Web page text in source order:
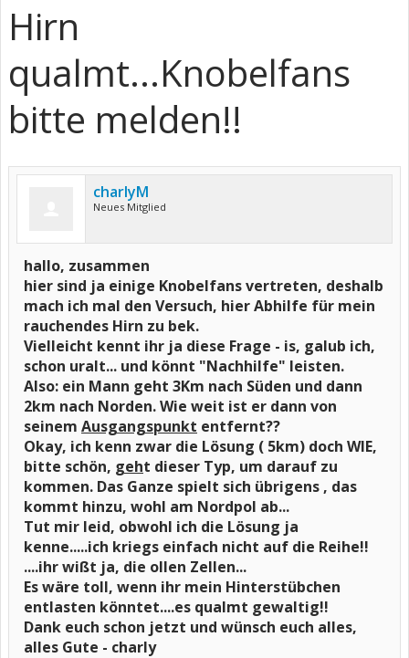
Hirn
qualmt...Knobelfans
bitte melden!!
charlyM
Neues Mitglied
hallo, zusammen
hier sind ja einige Knobelfans vertreten, deshalb
mach ich mal den Versuch, hier Abhilfe für mein
rauchendes Hirn zu bek.
Vielleicht kennt ihr ja diese Frage - is, galub ich,
schon uralt... und könnt "Nachhilfe" leisten.
Also: ein Mann geht 3Km nach Süden und dann
2km nach Norden. Wie weit ist er dann von
seinem Ausgangspunkt entfernt??
Okay, ich kenn zwar die Lösung ( 5km) doch WIE,
bitte schön, geht dieser Typ, um darauf zu
kommen. Das Ganze spielt sich übrigens , das
kommt hinzu, wohl am Nordpol ab...
Tut mir leid, obwohl ich die Lösung ja
kenne.....ich kriegs einfach nicht auf die Reihe!!
....ihr wißt ja, die ollen Zellen...
Es wäre toll, wenn ihr mein Hinterstübchen
entlasten könntet....es qualmt gewaltig!!
Dank euch schon jetzt und wünsch euch alles,
alles Gute - charly